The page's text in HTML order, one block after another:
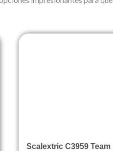
Scalextric C3959 Team